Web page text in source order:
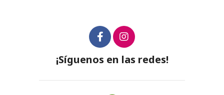
¡Síguenos en las redes!